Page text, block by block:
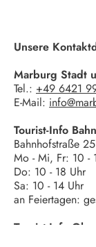
Unsere
Marburg Stadt
Tel.: +49 6421
E-Mail:
Tourist-Info
Bahnhofstraße
Mo - Mi, Fr: 10 -
Do: 10 - 18 Uhr
Sa: 10 - 14 Uhr
an Feiertagen:
Tourist-Info